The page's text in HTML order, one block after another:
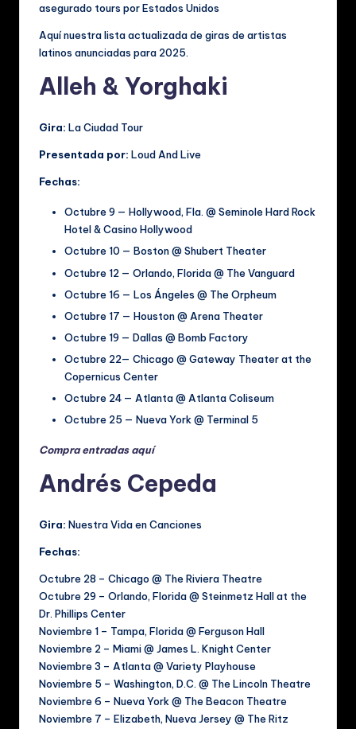
asegurado tours por Estados Unidos
Aquí nuestra lista actualizada de giras de artistas
latinos anunciadas para 2025.
Alleh & Yorghaki
Gira: La Ciudad Tour
Presentada por: Loud And Live
Fechas:
Octubre 9 — Hollywood, Fla. @ Seminole Hard Rock
Hotel & Casino Hollywood
Octubre 10 — Boston @ Shubert Theater
Octubre 12 — Orlando, Florida @ The Vanguard
Octubre 16 — Los Ángeles @ The Orpheum
Octubre 17 — Houston @ Arena Theater
Octubre 19 — Dallas @ Bomb Factory
Octubre 22— Chicago @ Gateway Theater at the
Copernicus Center
Octubre 24 — Atlanta @ Atlanta Coliseum
Octubre 25 — Nueva York @ Terminal 5
Compra entradas aquí
Andrés Cepeda
Gira: Nuestra Vida en Canciones
Fechas:
Octubre 28 – Chicago @ The Riviera Theatre
Octubre 29 – Orlando, Florida @ Steinmetz Hall at the
Dr. Phillips Center
Noviembre 1 – Tampa, Florida @ Ferguson Hall
Noviembre 2 – Miami @ James L. Knight Center
Noviembre 3 – Atlanta @ Variety Playhouse
Noviembre 5 – Washington, D.C. @ The Lincoln Theatre
Noviembre 6 – Nueva York @ The Beacon Theatre
Noviembre 7 – Elizabeth, Nueva Jersey @ The Ritz